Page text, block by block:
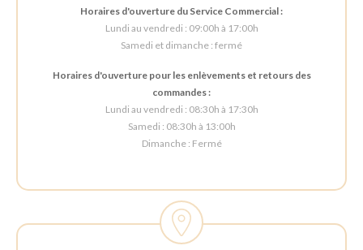
Horaires d'ouverture du Service Commercial :
Lundi au vendredi : 09:00h à 17:00h
Samedi et dimanche : fermé
Horaires d'ouverture pour les enlèvements et retours des
commandes :
Lundi au vendredi : 08:30h à 17:30h
Samedi : 08:30h à 13:00h
Dimanche : Fermé